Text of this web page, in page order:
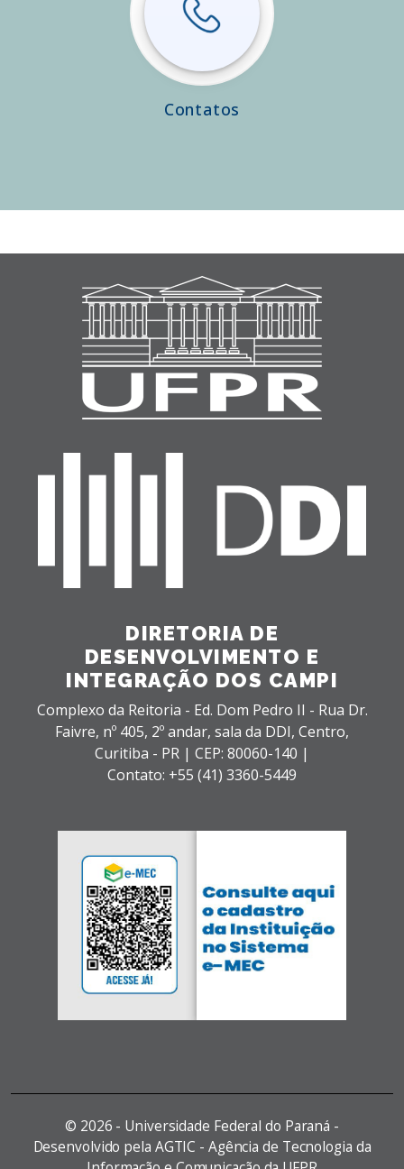
Contatos
DIRETORIA DE
DESENVOLVIMENTO E
INTEGRAÇÃO DOS CAMPI
Complexo da Reitoria - Ed. Dom Pedro II - Rua Dr.
Faivre, nº 405, 2º andar, sala da DDI, Centro,
Curitiba - PR | CEP: 80060-140 |
Contato: +55 (41) 3360-5449
© 2026 - Universidade Federal do Paraná -
Desenvolvido pela AGTIC - Agência de Tecnologia da